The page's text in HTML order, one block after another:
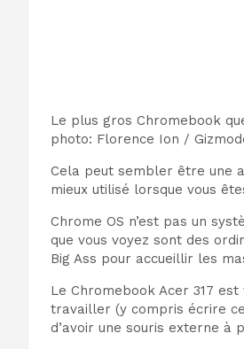
Le plus gros Chromebook
photo: Florence Ion /
Cela peut sembler être une
mieux utilisé lorsque vous
Chrome OS n’est pas un
que vous voyez sont des
Big Ass pour accueillir les
Le Chromebook Acer 317
travailler (y compris écrire
d’avoir une souris externe à